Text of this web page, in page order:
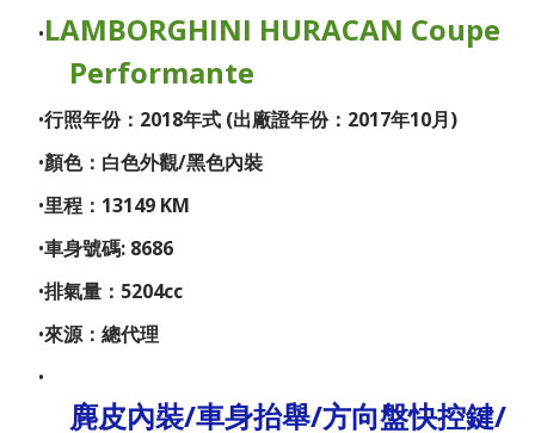
LAMBORGHINI HURACAN Coupe
Performante
行照年份：2018年式 (出廠證年份：2017年10月)
顏色：白色外觀/黑色內裝
里程：13149 KM
車身號碼: 8686
排氣量：5204cc
來源：總代理
麂皮內裝/車身抬舉/方向盤快控鍵/